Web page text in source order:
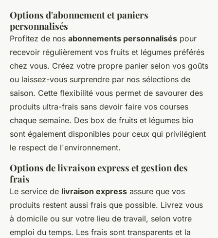
Options d'abonnement et paniers
personnalisés
Profitez de nos abonnements personnalisés pour
recevoir régulièrement vos fruits et légumes préférés
chez vous. Créez votre propre panier selon vos goûts
ou laissez-vous surprendre par nos sélections de
saison. Cette flexibilité vous permet de savourer des
produits ultra-frais sans devoir faire vos courses
chaque semaine. Des box de fruits et légumes bio
sont également disponibles pour ceux qui privilégient
le respect de l'environnement.
Options de livraison express et gestion des
frais
Le service de livraison express assure que vos
produits restent aussi frais que possible. Livrez vous
à domicile ou sur votre lieu de travail, selon votre
emploi du temps. Les frais sont transparents et la